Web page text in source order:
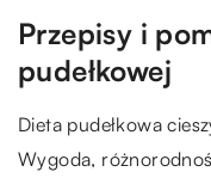
Przepisy i
pudełkowej
Dieta pudełkowa
Wygoda,